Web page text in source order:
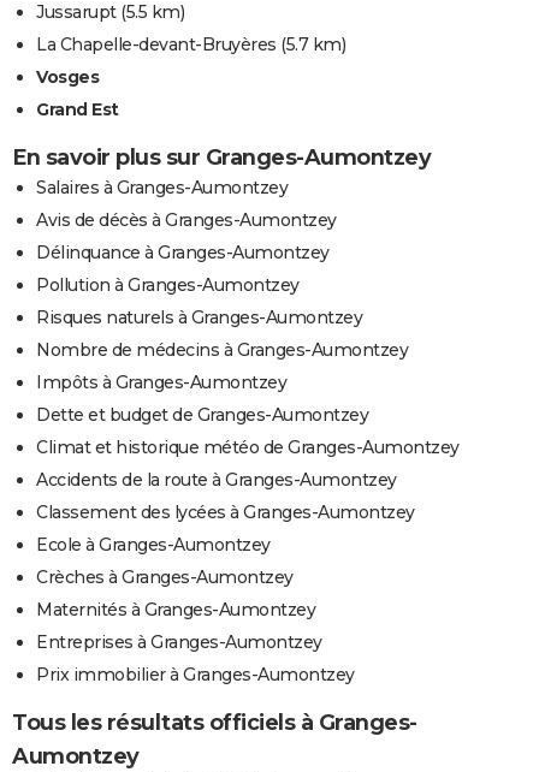
Jussarupt(5.5 km)
La Chapelle-devant-Bruyères (5.7 km)
Vosges
Grand Est
En savoir plus sur Granges-Aumontzey
Salaires à Granges-Aumontzey
Avis de décès à Granges-Aumontzey
Délinquance à Granges-Aumontzey
Pollution à Granges-Aumontzey
Risques naturels à Granges-Aumontzey
Nombre de médecins à Granges-Aumontzey
Impôts à Granges-Aumontzey
Dette et budget de Granges-Aumontzey
Climat et historique météo de Granges-Aumontzey
Accidents de la route à Granges-Aumontzey
Classement des lycées à Granges-Aumontzey
Ecole à Granges-Aumontzey
Crèches à Granges-Aumontzey
Maternités à Granges-Aumontzey
Entreprises à Granges-Aumontzey
Prix immobilier à Granges-Aumontzey
Tous les résultats officiels à Granges-
Aumontzey